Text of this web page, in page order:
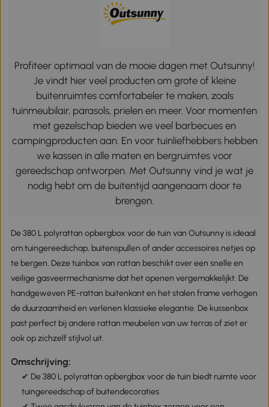
Profiteer optimaal van de mooie dagen met Outsunny!
Je vindt hier veel producten om grote of kleine
buitenruimtes comfortabeler te maken, zoals
tuinmeubilair, parasols, prielen en meer. Voor momenten
met gezelschap bieden we veel barbecues en
campingproducten aan. En voor tuinliefhebbers hebben
we kassen in alle maten en bergruimtes voor
gereedschap ontworpen. Met Outsunny vind je wat je
nodig hebt om de buitentijd aangenaam door te
brengen.
De 380 L polyrattan opbergbox voor de tuin van Outsunny is ideaal
om tuingereedschap, buitenspullen of ander accessoires netjes op
te bergen. Deze tuinbox van rattan beschikt over een snelle en
veilige gasveermechanisme dat het openen vergemakkelijkt. De
handgeweven PE-rattan buitenkant en het stalen frame verhogen
de duurzaamheid en verlenen klassieke elegantie. De kussenbox
past perfect bij andere rattan meubelen van uw terras of ziet er
ook op zichzelf stijlvol uit.
Omschrijving:
✔ De 380 L polyrattan opbergbox voor de tuin biedt ruimte voor
tuingereedschap of buitendecoraties